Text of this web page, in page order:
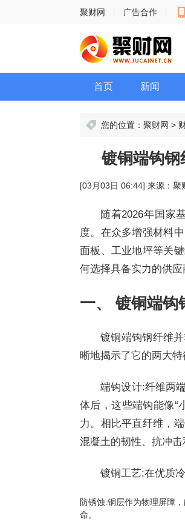
聚财网 广告合作
首页 新闻
您的位置： 聚财网 >
镀铜端钩钢
[03月03日 06:44] 来源：聚
随着2026年国家
度。在众多增强材料
面板、工业地坪等关
何选择具备实力的供应
一、 镀铜端钩
镀铜端钩钢纤维
晰地揭示了它的两大特
端钩设计:纤维两
体后，这些端钩能像“
力。相比平直纤维，
混凝土的韧性、抗冲击
镀铜工艺:在优质
防锈蚀:铜层作为物理屏障
命。